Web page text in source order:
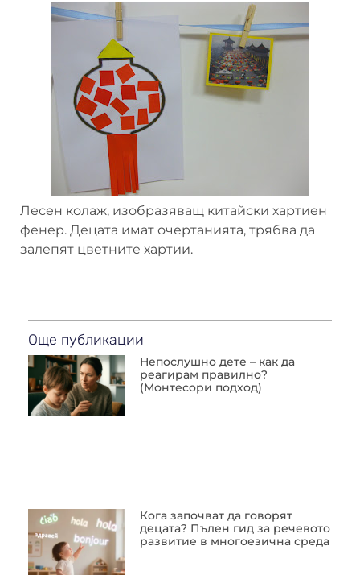
Лесен колаж, изобразяващ китайски хартиен
фенер. Децата имат очертанията, трябва да
залепят цветните хартии.
Още публикации
Непослушно дете – как да
реагирам правилно?
(Монтесори подход)
Кога започват да говорят
децата? Пълен гид за речевото
развитие в многоезична среда